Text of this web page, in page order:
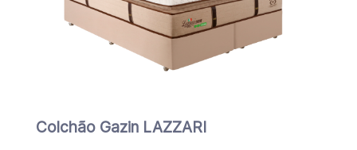
Colchão Gazin LAZZARI